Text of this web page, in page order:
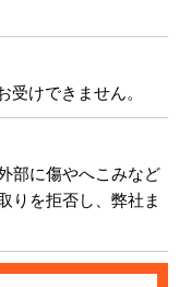
けできません。
部に傷やへこみなど
りを拒否し、弊社ま